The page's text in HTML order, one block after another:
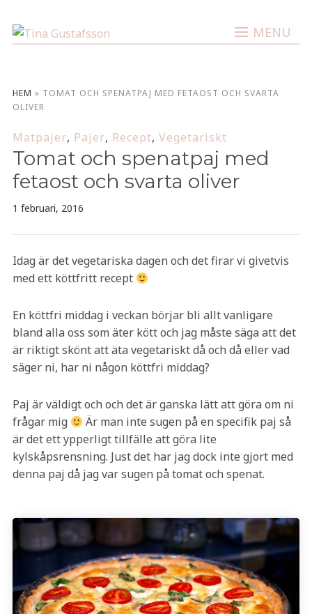
MENU
HEM » TOMAT OCH SPENATPAJ MED FETAOST OCH SVARTA
OLIVER
Matpajer, Pajer, Recept, Vegetariskt
Tomat och spenatpaj med
fetaost och svarta oliver
1 februari, 2016
Idag är det vegetariska dagen och det firar vi givetvis
med ett köttfritt recept
En köttfri middag i veckan börjar bli allt vanligare
bland alla oss som äter kött och jag måste säga att det
är riktigt skönt att äta vegetariskt då och då eller vad
säger ni, har ni någon köttfri middag?
Paj är väldigt och och det är ganska lätt att göra om ni
frågar mig
Är man inte sugen på en specifik paj så
är det ett ypperligt tillfälle att göra lite
kylskåpsrensning. Just det har jag dock inte gjort med
denna paj då jag var sugen på tomat och spenat.